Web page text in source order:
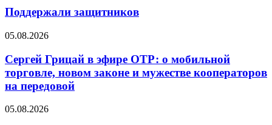
Поддержали защитников
05.08.2026
Сергей Грицай в эфире ОТР: о мобильной
торговле, новом законе и мужестве кооператоров
на передовой
05.08.2026